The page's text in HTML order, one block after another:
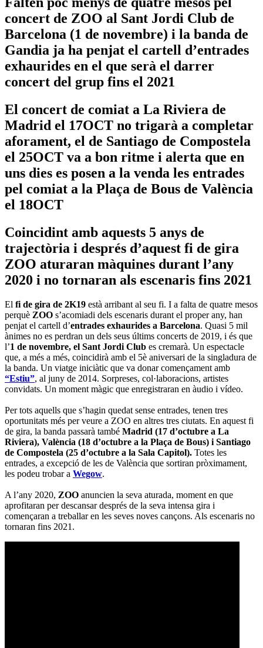
concert de ZOO al Sant Jordi Club de
Barcelona (1 de novembre) i la banda de
Gandia ja ha penjat el cartell d’entrades
exhaurides en el que serà el darrer
concert del grup fins el 2021
El concert de comiat a La Riviera de
Madrid el 17OCT no trigarà a completar
aforament, el de Santiago de Compostela
el 25OCT va a bon ritme i alerta que en
uns dies es posen a la venda les entrades
pel comiat a la Plaça de Bous de València
el 18OCT
Coincidint amb aquests 5 anys de
trajectòria i després d’aquest fi de gira
ZOO aturaran màquines durant l’any
2020 i no tornaran als escenaris fins 2021
El fi de gira de 2K19 està arribant al seu fi. I a falta de quatre mesos
perquè ZOO s’acomiadi dels escenaris durant el proper any, han
penjat el cartell d’entrades exhaurides a Barcelona. Quasi 5 mil
ànimes no es perdran un dels seus últims concerts de 2019, i és que
l’1 de novembre, el Sant Jordi Club es cremarà. Un espectacle
que, a més a més, coincidirà amb el 5è aniversari de la singladura de
la banda. Un viatge iniciàtic que va donar començament amb
“Estiu”, al juny de 2014. Sorpreses, col·laboracions, artistes
convidats. Un moment màgic que enregistraran en àudio i vídeo.
Per tots aquells que s’hagin quedat sense entrades, tenen tres
oportunitats més per veure a ZOO en altres tres ciutats. En aquest fi
de gira, la banda passarà també Madrid (17 d’octubre a La
Riviera), València (18 d’octubre a la Plaça de Bous) i Santiago
de Compostela (25 d’octubre a la Sala Capitol). Totes les
entrades, a excepció de les de València que sortiran pròximament,
les podeu trobar a Wegow.
A l’any 2020, ZOO anuncien la seva aturada, moment en que
aprofitaran per descansar després de la seva intensa gira i
començaran a treballar en les seves noves cançons. Als escenaris no
tornaran fins 2021.